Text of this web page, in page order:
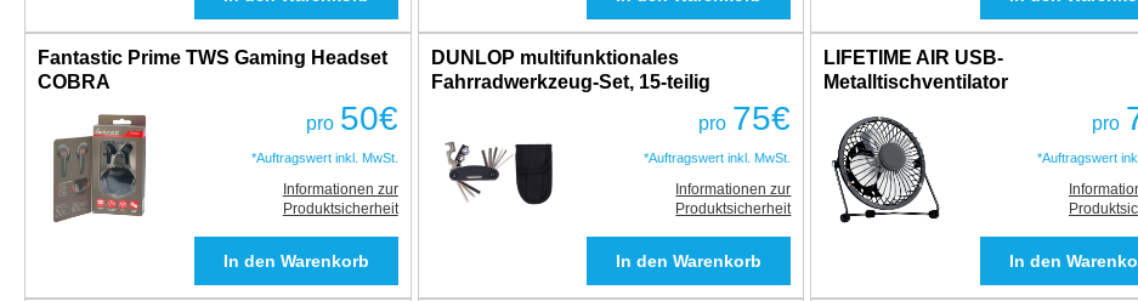
Fantastic Prime TWS Gaming Headset
COBRA
pro 50€
*Auftragswert inkl. MwSt.
Informationen zur
Produktsicherheit
DUNLOP multifunktionales
Fahrradwerkzeug-Set, 15-teilig
pro 75€
*Auftragswert inkl. MwSt.
Informationen zur
Produktsicherheit
LIFETIME AIR USB-
Metalltischventilator
pro
*Auftragswert